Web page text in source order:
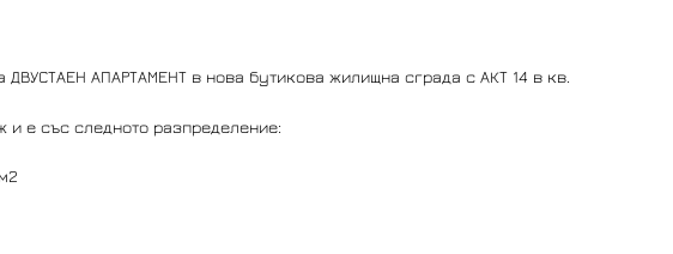
АПАРТАМЕНТ в нова бутикова жилищна сграда с АКТ 14 в кв.
и е със следното разпределение: